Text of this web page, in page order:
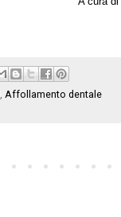
Affollamento dentale